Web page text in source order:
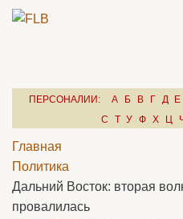
ПЕРСОНАЛИИ: А Б В Г Д Е
С
Т У Ф Х Ц Ч
Главная
Политика
Дальний Восток: вторая
провалилась